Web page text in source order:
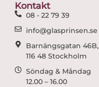
Kontakt
08 - 22 79 39
info@glasprinsen.se
Barnängsgatan 46B,
116 48 Stockholm
Söndag & Måndag
12.00 – 16.00